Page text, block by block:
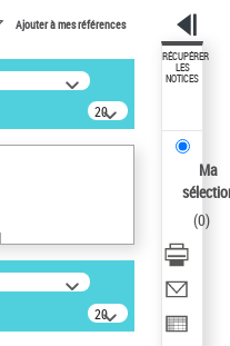
Ajouter à mes références
20
résultats/page
20
résultats/page
RÉCUPÉRER
LES
NOTICES
Ma
(0)